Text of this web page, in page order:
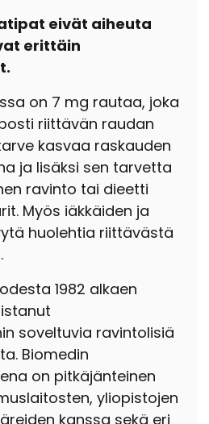
eivät aiheuta
erittäin
on 7 mg rautaa, joka
riittävän raudan
kasvaa raskauden
ja lisäksi sen tarvetta
ravinto tai dieetti
Myös iäkkäiden ja
huolehtia riittävästä
1982 alkaen
soveltuvia ravintolisiä
Biomedin
on pitkäjänteinen
yliopistojen
kanssa sekä eri